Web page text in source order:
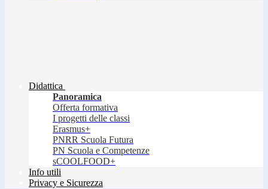
Didattica
Panoramica
Offerta formativa
I progetti delle classi
Erasmus+
PNRR Scuola Futura
PN Scuola e Competenze
sCOOLFOOD+
Info utili
Privacy e Sicurezza